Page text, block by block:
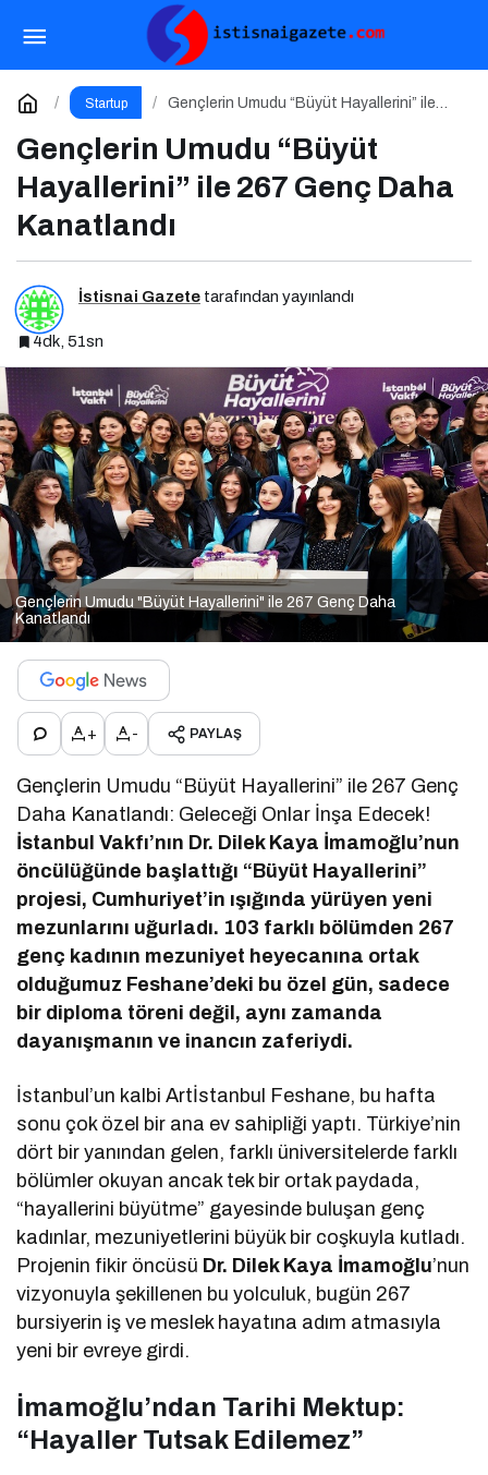
Startup
Gençlerin Umudu “Büyüt Hayallerini” ile
Gençlerin Umudu “Büyüt
Hayallerini” ile 267 Genç Daha
Kanatlandı
İstisnai Gazete tarafından yayınlandı
4dk, 51sn
Gençlerin Umudu "Büyüt Hayallerini" ile 267 Genç Daha
Kanatlandı
+ - PAYLAŞ
Gençlerin Umudu “Büyüt Hayallerini” ile 267 Genç
Daha Kanatlandı: Geleceği Onlar İnşa Edecek!
İstanbul Vakfı’nın Dr. Dilek Kaya İmamoğlu’nun
öncülüğünde başlattığı “Büyüt Hayallerini”
projesi, Cumhuriyet’in ışığında yürüyen yeni
mezunlarını uğurladı. 103 farklı bölümden 267
genç kadının mezuniyet heyecanına ortak
olduğumuz Feshane’deki bu özel gün, sadece
bir diploma töreni değil, aynı zamanda
dayanışmanın ve inancın zaferiydi.
İstanbul’un kalbi Artİstanbul Feshane, bu hafta
sonu çok özel bir ana ev sahipliği yaptı. Türkiye’nin
dört bir yanından gelen, farklı üniversitelerde farklı
bölümler okuyan ancak tek bir ortak paydada,
“hayallerini büyütme” gayesinde buluşan genç
kadınlar, mezuniyetlerini büyük bir coşkuyla kutladı.
Projenin fikir öncüsü Dr. Dilek Kaya İmamoğlu’nun
vizyonuyla şekillenen bu yolculuk, bugün 267
bursiyerin iş ve meslek hayatına adım atmasıyla
yeni bir evreye girdi.
İmamoğlu’ndan Tarihi Mektup:
“Hayaller Tutsak Edilemez”
Türkiye’nin Dijital Geleceği: Yapay Zeka
Çağında “BİLGE” Hamlesi
Yorum Yap